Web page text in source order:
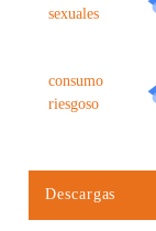
sexuales
consumo
riesgoso
Descargas